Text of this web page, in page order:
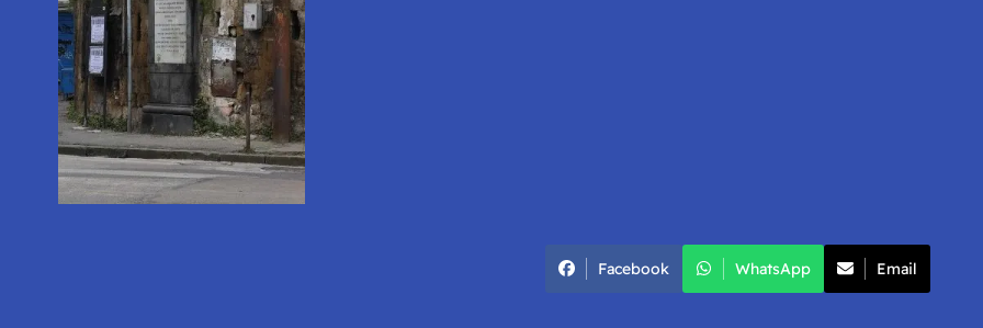
Facebook WhatsApp Email